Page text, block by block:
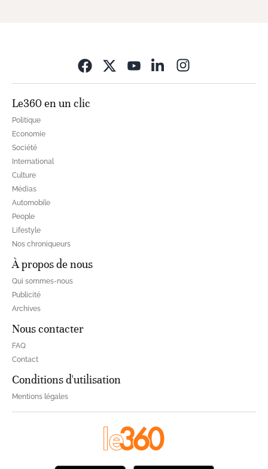
Le360 en un clic
Politique
Economie
Société
International
Culture
Médias
Automobile
People
Lifestyle
Nos chroniqueurs
À propos de nous
Qui sommes-nous
Publicité
Archives
Nous contacter
FAQ
Contact
Conditions d'utilisation
Mentions légales